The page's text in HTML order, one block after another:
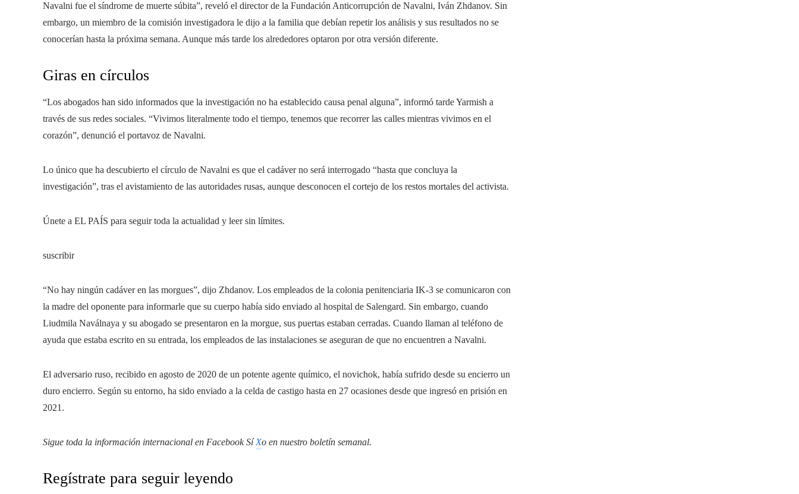
Navalni fue el síndrome de muerte súbita”, reveló el director de la Fundación Anticorrupción de Navalni, Iván Zhdanov. Sin
embargo, un miembro de la comisión investigadora le dijo a la familia que debían repetir los análisis y sus resultados no se
conocerían hasta la próxima semana. Aunque más tarde los alrededores optaron por otra versión diferente.
Giras en círculos
“Los abogados han sido informados que la investigación no ha establecido causa penal alguna”, informó tarde Yarmish a
través de sus redes sociales. “Vivimos literalmente todo el tiempo, tenemos que recorrer las calles mientras vivimos en el
corazón”, denunció el portavoz de Navalni.
Lo único que ha descubierto el círculo de Navalni es que el cadáver no será interrogado “hasta que concluya la
investigación”, tras el avistamiento de las autoridades rusas, aunque desconocen el cortejo de los restos mortales del activista.
Únete a EL PAÍS para seguir toda la actualidad y leer sin límites.
suscribir
“No hay ningún cadáver en las morgues”, dijo Zhdanov. Los empleados de la colonia penitenciaria IK-3 se comunicaron con
la madre del oponente para informarle que su cuerpo había sido enviado al hospital de Salengard. Sin embargo, cuando
Liudmila Naválnaya y su abogado se presentaron en la morgue, sus puertas estaban cerradas. Cuando llaman al teléfono de
ayuda que estaba escrito en su entrada, los empleados de las instalaciones se aseguran de que no encuentren a Navalni.
El adversario ruso, recibido en agosto de 2020 de un potente agente químico, el novichok, había sufrido desde su encierro un
duro encierro. Según su entorno, ha sido enviado a la celda de castigo hasta en 27 ocasiones desde que ingresó en prisión en
2021.
Sigue toda la información internacional en FacebookSíXo en nuestro boletín semanal.
Regístrate para seguir leyendo